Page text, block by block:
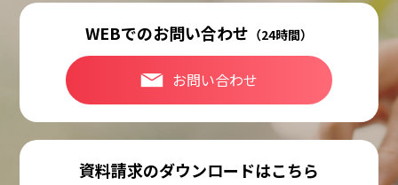
WEBでのお問い合わせ （24時間）
お問い合わせ
資料請求のダウンロードはこちら